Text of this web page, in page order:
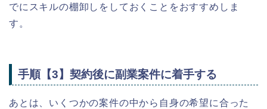
でにスキルの棚卸しをしておくことをおすすめしま
す。
手順【3】契約後に副業案件に着手する
あとは、いくつかの案件の中から自身の希望に合った